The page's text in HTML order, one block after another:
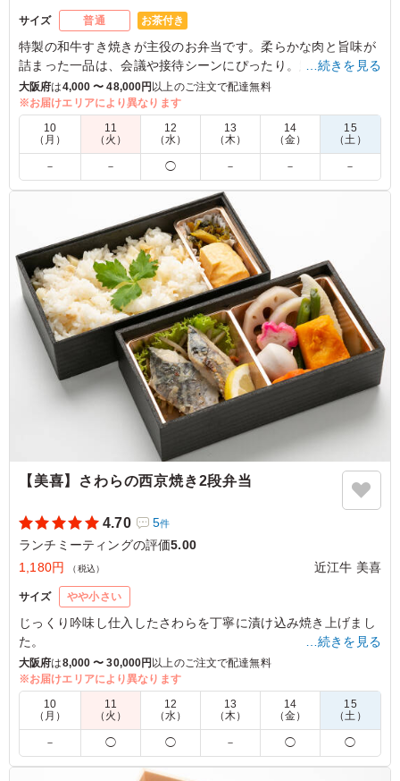
サイズ 普通 お茶付き
特製の和牛すき焼きが主役のお弁当です。柔らかな肉と旨味が
詰まった一品は、会議や接待シーンにぴったり。鯖の塩焼きや
唐揚げ、手間をかけた煮物も揃い、贅沢な味わいを楽しめま
す。おもてなしにもおすすめです。
※季節により一部内容が変わる場合があります。
※国産特Aランク米を使用しています。
珍しいピンクの風呂敷が女性にはバカ受けします！ すき
焼きのお肉も柔らかくて、甘くて美味しいちょうど良い味
加減で、お魚も柔らかいし、から揚げも食べやすいように
カットしてくれてますし、女性でも男性でも喜んで頂けま
した！また、次回も注文リクエストがきてます
ご利用シーン：会議・セミナー›ランチミーティング
大阪府大阪市都島区毛馬町2025/08/22
…続きを見る
大阪府は4,000 〜 48,000円 以上のご注文で配達無料
※お届けエリアにより異なります
10
（月）
11
（火）
12
（水）
13
（木）
14
（金）
15
（土）
－ － ◯ － － －
【美喜】さわらの西京焼き2段弁当
4.70 5件
ランチミーティングの評価5.00
1,180円
（税込） 近江牛 美喜
サイズ やや小さい
じっくり吟味し仕入したさわらを丁寧に漬け込み焼き上げまし
た。
冷めても美味しいメイン料理の西京焼きをはじめ、料理人謹製
の日本料理の数々をご堪能ください。
5.0
メインのサワラはとても味付けがおいしく脂ものっていて
おいしかったです。たけのこご飯も優しい味でおいしかっ
…続きを見る
大阪府は8,000 〜 30,000円以上のご注文で配達無料
※お届けエリアにより異なります
10
（月）
11
（火）
12
（水）
13
（木）
14
（金）
15
（土）
－ ◯ ◯ － ◯ ◯